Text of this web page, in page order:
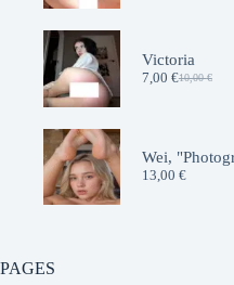
10,00 €.
7,00 €.
Victoria
10,00€
Le
10,00 €.
7,00 €Le
7,00 €.
Wei,
13,00 €
PAGES